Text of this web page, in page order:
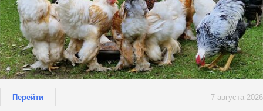
Перейти 7 августа 2026